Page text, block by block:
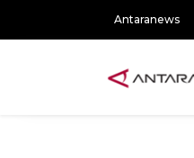
Antaranews